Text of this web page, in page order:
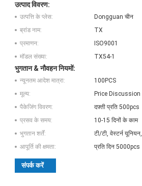
उत्पाद विवरण:
उत्पत्ति के प्लेस:
Dongguan चीन
ब्रांड नाम:
TX
प्रमाणन:
ISO9001
मॉडल संख्या:
TX54-1
भुगतान & नौवहन नियमों:
न्यूनतम आदेश मात्रा:
100PCS
मूल्य:
Price Discussion
पैकेजिंग विवरण:
दफ़्ती प्रति 500pcs
प्रसव के समय:
10-15 दिनों के काम
भुगतान शर्तें:
टी/टी, वेस्टर्न
आपूर्ति की क्षमता:
प्रति दिन 5000pcs
संपर्क करें